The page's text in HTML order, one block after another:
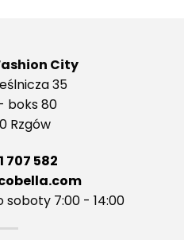
City
35
boks 80
Rzgów
707 582
soboty 7:00 - 14:00